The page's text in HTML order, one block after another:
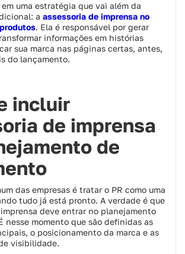
uma estratégia que vai além da
a assessoria de imprensa no
. Ela é responsável por gerar
informações em histórias
sua marca nas páginas certas, antes,
do lançamento.
incluir
de imprensa
de
das empresas é tratar o PR como uma
tudo já está pronto. A verdade é que
deve entrar no planejamento
nesse momento que são definidas as
o posicionamento da marca e as
visibilidade.